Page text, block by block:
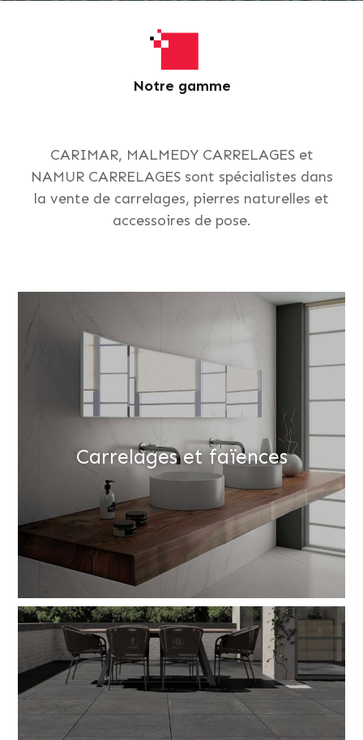
Notre gamme
CARIMAR, MALMEDY CARRELAGES et
NAMUR CARRELAGES sont spécialistes dans
la vente de carrelages, pierres naturelles et
accessoires de pose.
Carrelages et faïences